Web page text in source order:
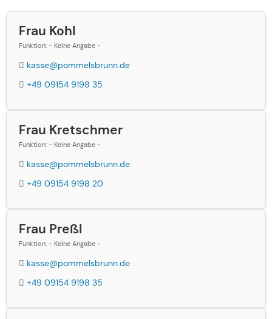
Frau Kohl
Funktion: - Keine Angabe -
kasse@pommelsbrunn.de
+49 09154 9198 35
Frau Kretschmer
Funktion: - Keine Angabe -
kasse@pommelsbrunn.de
+49 09154 9198 20
Frau Preßl
Funktion: - Keine Angabe -
kasse@pommelsbrunn.de
+49 09154 9198 35